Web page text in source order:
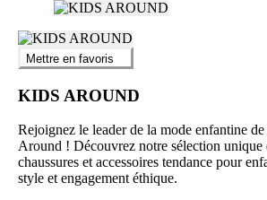
Mettre en favoris
KIDS AROUND
Rejoignez le leader de la mode enfantine
Around ! Découvrez notre sélection unique
chaussures et accessoires tendance pour
style et engagement éthique.